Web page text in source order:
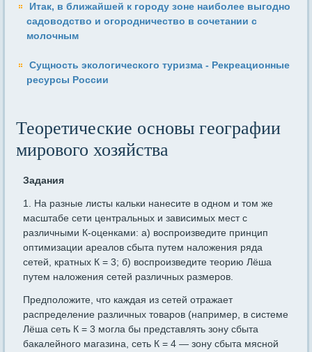
Итак, в ближайшей к городу зоне наиболее выгодно
садоводство и огородничество в сочетании с
молочным
Сущность экологического туризма - Рекреационные
ресурсы России
Теоретические основы географии
мирового хозяйства
Задания
1. На разные листы кальки нанесите в одном и том же
масштабе сети центральных и зависимых мест с
различными К-оценками: а) воспроизведите принцип
оптимизации ареалов сбыта путем наложения ряда
сетей, кратных К = 3; б) воспроизведите теорию Лёша
путем наложения сетей различных размеров.
Предположите, что каждая из сетей отражает
распределение различных товаров (например, в системе
Лёша сеть К = 3 могла бы представлять зону сбыта
бакалейного магазина, сеть К = 4 — зону сбыта мясной